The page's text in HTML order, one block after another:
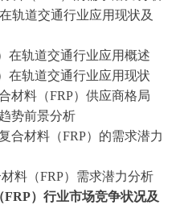
轨道交通行业应用现状及
在轨道交通行业应用概述
在轨道交通行业应用现状
材料（FRP）供应商格局
势前景分析
合材料（FRP）的需求潜力
料（FRP）需求潜力分析
FRP）行业市场竞争状况及